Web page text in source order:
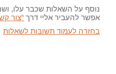
נוסף על השאלות שכבר עלו,
אפשר להעביר אליי דרך “צור
בחזרה לעמוד תשובות לשאלות